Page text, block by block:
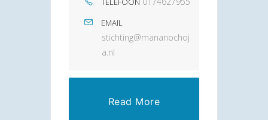
EMAIL
stichting@mananochoj
a.nl
Read More